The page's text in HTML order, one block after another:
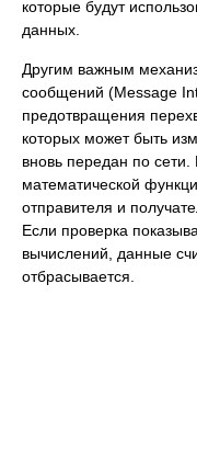
которые будут
данных.
Другим важным
сообщений (Message
предотвращения
которых может быть
вновь передан по
математической
отправителя и
Если проверка
вычислений, данные
отбрасывается.